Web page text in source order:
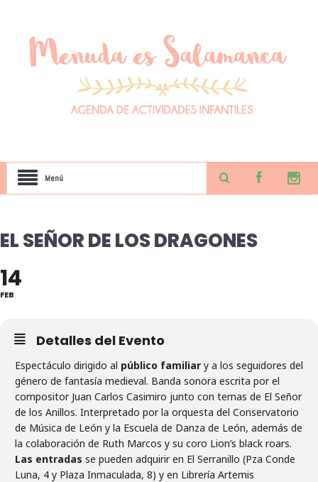
Menú
EL SEÑOR DE LOS DRAGONES
14
FEB
Detalles del Evento
Espectáculo dirigido al público familiar y a los seguidores del
género de fantasía medieval. Banda sonora escrita por el
compositor Juan Carlos Casimiro junto con temas de El Señor
de los Anillos. Interpretado por la orquesta del Conservatorio
de Música de León y la Escuela de Danza de León, además de
la colaboración de Ruth Marcos y su coro Lion’s black roars.
Las entradas se pueden adquirir en El Serranillo (Pza Conde
Luna, 4 y Plaza Inmaculada, 8) y en Librería Artemis